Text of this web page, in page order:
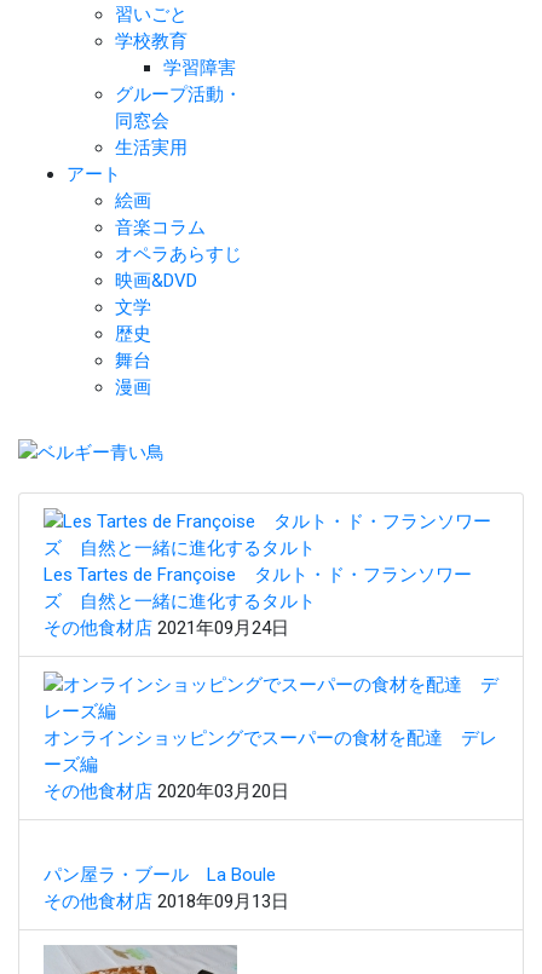
習いごと
学校教育
学習障害
グループ活動・
同窓会
生活実用
アート
絵画
音楽コラム
オペラあらすじ
映画&DVD
文学
歴史
舞台
漫画
Les Tartes de Françoise タルト・ド・フランソワー
ズ 自然と一緒に進化するタルト
その他食材店 2021年09月24日
オンラインショッピングでスーパーの食材を配達 デレ
ーズ編
その他食材店 2020年03月20日
パン屋ラ・ブール La Boule
その他食材店 2018年09月13日